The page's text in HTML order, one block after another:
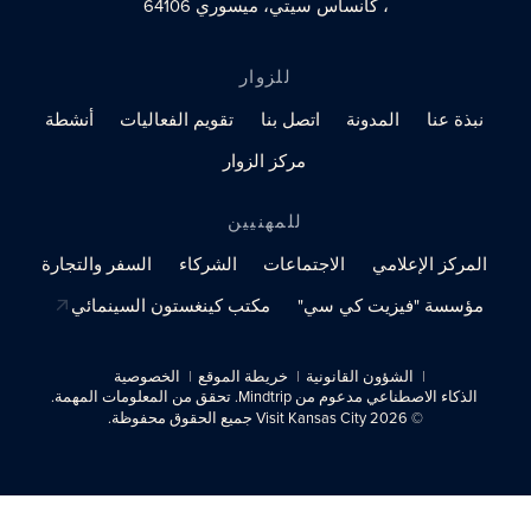
، كانساس سيتي، ميسوري 64106
للزوار
نبذة عنا
المدونة اتصل بنا تقويم الفعاليات
أنشطة
مركز الزوار
للمهنيين
المركز الإعلامي
الاجتماعات الشركاء
السفر والتجارة
مؤسسة "فيزيت كي سي"
مكتب كينغستون السينمائي
الشؤون القانونية خريطة الموقع
الخصوصية
الذكاء الاصطناعي مدعوم من Mindtrip. تحقق من المعلومات المهمة.
© 2026 Visit Kansas City جميع الحقوق محفوظة.